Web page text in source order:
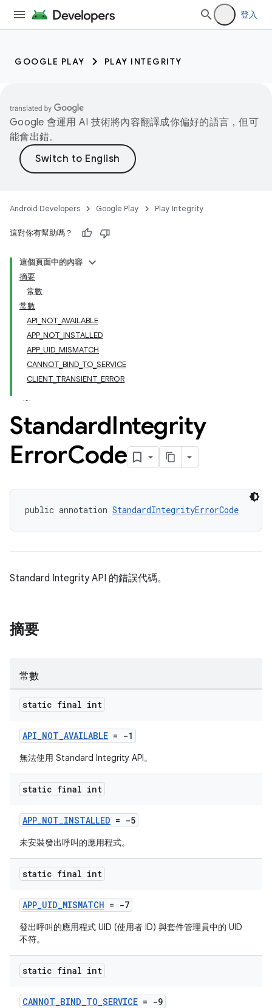
登入
GOOGLE PLAY PLAY INTEGRITY
Google 會運用 AI 技術將內容翻譯成你偏好的語言，但可
能會出錯。
Android Developers Google Play Play Integrity
這對你有幫助嗎？
這個頁面中的內容
摘要
常數
常數
API_NOT_AVAILABLE
APP_NOT_INSTALLED
APP_UID_MISMATCH
CANNOT_BIND_TO_SERVICE
CLIENT_TRANSIENT_ERROR
StandardIntegrity
ErrorCode
public annotation StandardIntegrityErrorCode
Standard Integrity API 的錯誤代碼。
摘要
常數
static final int
API_NOT_AVAILABLE = -1
無法使用 Standard Integrity API。
static final int
APP_NOT_INSTALLED = -5
未安裝發出呼叫的應用程式。
static final int
APP_UID_MISMATCH = -7
發出呼叫的應用程式 UID (使用者 ID) 與套件管理員中的 UID
不符。
static final int
CANNOT_BIND_TO_SERVICE = -9